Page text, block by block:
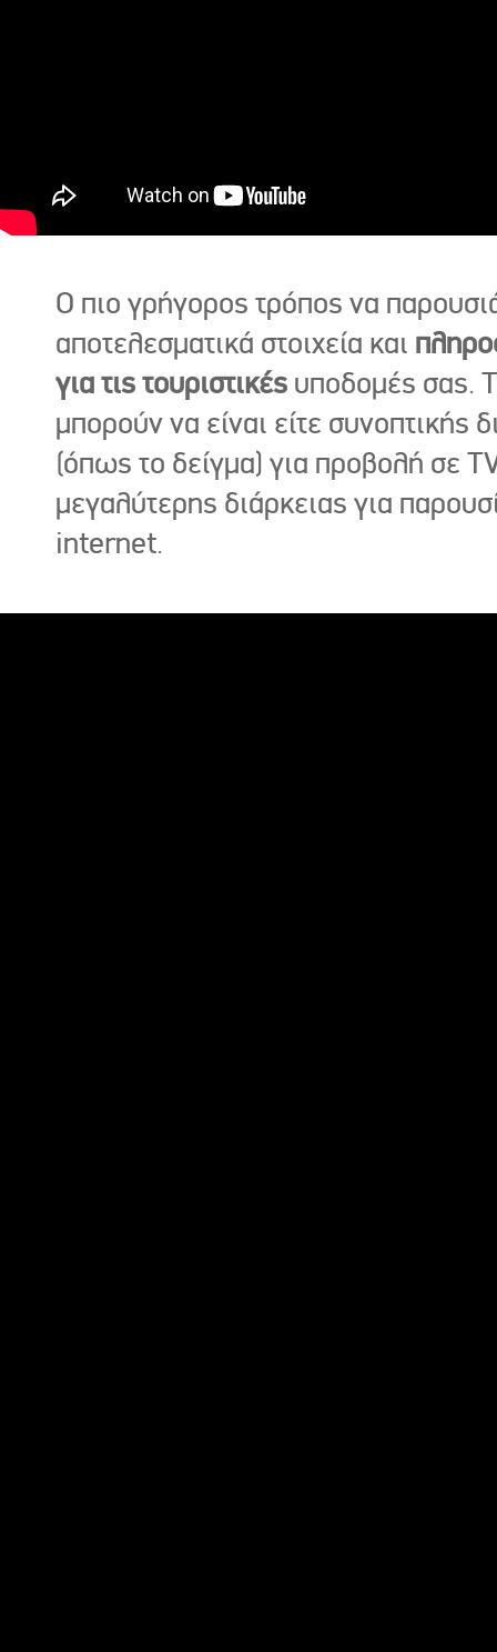
Ο πιο γρήγορος τρόπος να
αποτελεσματικά στοιχεία και
για τις τουριστικές υποδομές σας.
μπορούν να είναι είτε συνοπτικής
(όπως το δείγμα) για προβολή σε
μεγαλύτερης διάρκειας για
internet.